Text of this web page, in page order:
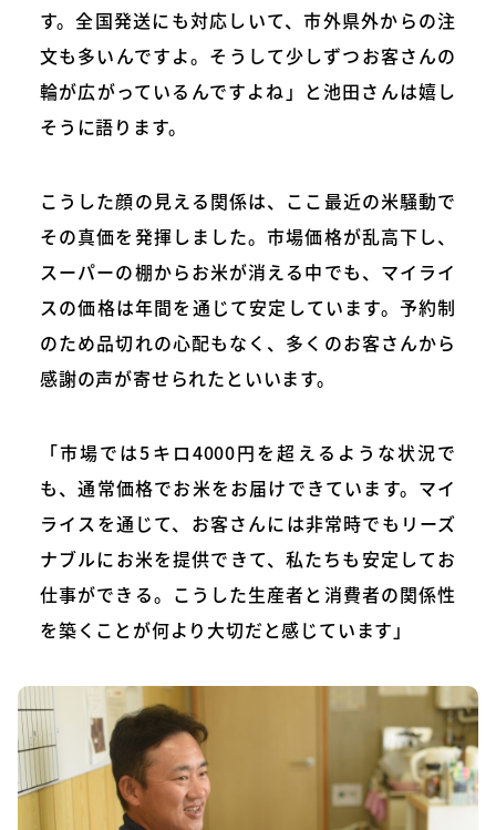
す。全国発送にも対応しいて、市外県外からの注
文も多いんですよ。そうして少しずつお客さんの
輪が広がっているんですよね」と池田さんは嬉し
そうに語ります。
こうした顔の見える関係は、ここ最近の米騒動で
その真価を発揮しました。市場価格が乱高下し、
スーパーの棚からお米が消える中でも、マイライ
スの価格は年間を通じて安定しています。予約制
のため品切れの心配もなく、多くのお客さんから
感謝の声が寄せられたといいます。
「市場では5キロ4000円を超えるような状況で
も、通常価格でお米をお届けできています。マイ
ライスを通じて、お客さんには非常時でもリーズ
ナブルにお米を提供できて、私たちも安定してお
仕事ができる。こうした生産者と消費者の関係性
を築くことが何より大切だと感じています」